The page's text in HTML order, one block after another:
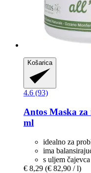
Košarica
4.6 (93)
Antos Maska
ml
idealno za
ima
s uljem čajevca
€ 8,29 (€ 82,90 / l)